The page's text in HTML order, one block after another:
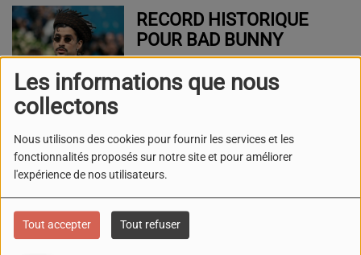
Les informations que nous
collectons
Nous utilisons des cookies pour fournir les services et les
fonctionnalités proposés sur notre site et pour améliorer
l'expérience de nos utilisateurs.
Tout accepter Tout refuser
RECORD HISTORIQUE
POUR BAD BUNNY
SES FANS EN REJOUANT
UN ANCIEN TITRE
JENNIFER LOPEZ BAT UN